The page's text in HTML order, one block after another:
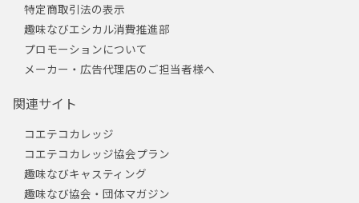
特定商取引法の表示
趣味なびエシカル消費推進部
プロモーションについて
メーカー・広告代理店のご担当者様へ
関連サイト
コエテコカレッジ
コエテコカレッジ協会プラン
趣味なびキャスティング
趣味なび協会・団体マガジン